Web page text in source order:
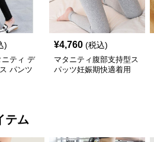
)
ニティ デ
パンツ
¥4,760 (税込)
マタニティ腹部支持型ス
パッツ妊娠期快適着用
テム